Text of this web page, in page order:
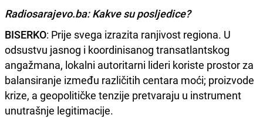
Radiosarajevo.ba: Kakve su posljedice?
BISERKO: Prije svega izrazita ranjivost regiona. U
odsustvu jasnog i koordinisanog transatlantskog
angažmana, lokalni autoritarni lideri koriste prostor za
balansiranje između različitih centara moći; proizvode
krize, a geopolitičke tenzije pretvaraju u instrument
unutrašnje legitimacije.